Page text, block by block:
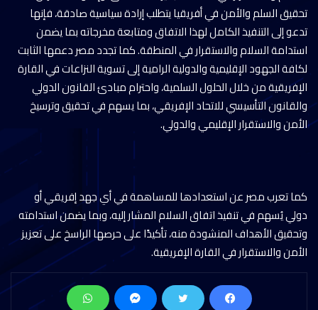
تحقيق السلم والأمن في أفريقيا يتطلب إرادة سياسية صادقة، فإنها
تدعو إلى التنفيذ الكامل لهذا الاتفاق ومتابعة مخرجاته بما يضمن
استدامة السلام والاستقرار في المنطقة. كما تجدد مصر دعمها الثابت
لكافة الجهود الإقليمية والدولية الرامية إلى تسوية النزاعات في القارة
الإفريقية من خلال الحلول السلمية، واحترام مبادئ القانون الدولي
والقانون التأسيسي للاتحاد الإفريقي، بما يسهم في تحقيق وترسيخ
الأمن والاستقرار الإقليمي والدولي.
كما تعرب مصر عن استعدادها للمساهمة في أي جهد إفريقي أو
دولي يُسهم في تنفيذ اتفاق السلام المشار إليه، وبما يضمن استدامته
وتحقيق الأهداف المنشودة منه، تأكيدًا على حرصها الراسخ على تعزيز
الأمن والاستقرار في القارة الإفريقية.